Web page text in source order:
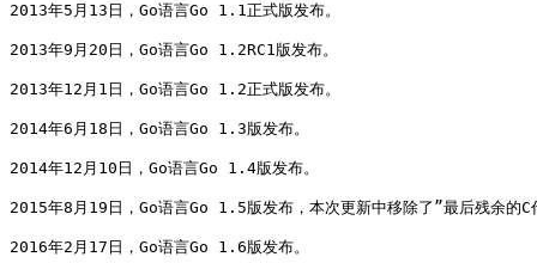
2013年5月13日，Go语言Go 1.1正式版发布。
2013年9月20日，Go语言Go 1.2RC1版发布。
2013年12月1日，Go语言Go 1.2正式版发布。
2014年6月18日，Go语言Go 1.3版发布。
2014年12月10日，Go语言Go 1.4版发布。
2015年8月19日，Go语言Go 1.5版发布，本次更新中移除了”最后残余的
2016年2月17日，Go语言Go 1.6版发布。